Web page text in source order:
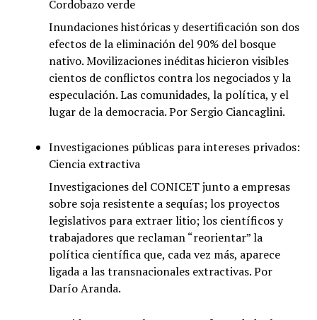
Cordobazo verde
Inundaciones históricas y desertificación son dos
efectos de la eliminación del 90% del bosque
nativo. Movilizaciones inéditas hicieron visibles
cientos de conflictos contra los negociados y la
especulación. Las comunidades, la política, y el
lugar de la democracia. Por Sergio Ciancaglini.
Investigaciones públicas para intereses privados:
Ciencia extractiva
Investigaciones del CONICET junto a empresas
sobre soja resistente a sequías; los proyectos
legislativos para extraer litio; los científicos y
trabajadores que reclaman “reorientar” la
política científica que, cada vez más, aparece
ligada a las transnacionales extractivas. Por
Darío Aranda.